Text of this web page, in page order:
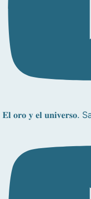
𝐄𝐥 𝐨𝐫𝐨 𝐲 𝐞𝐥